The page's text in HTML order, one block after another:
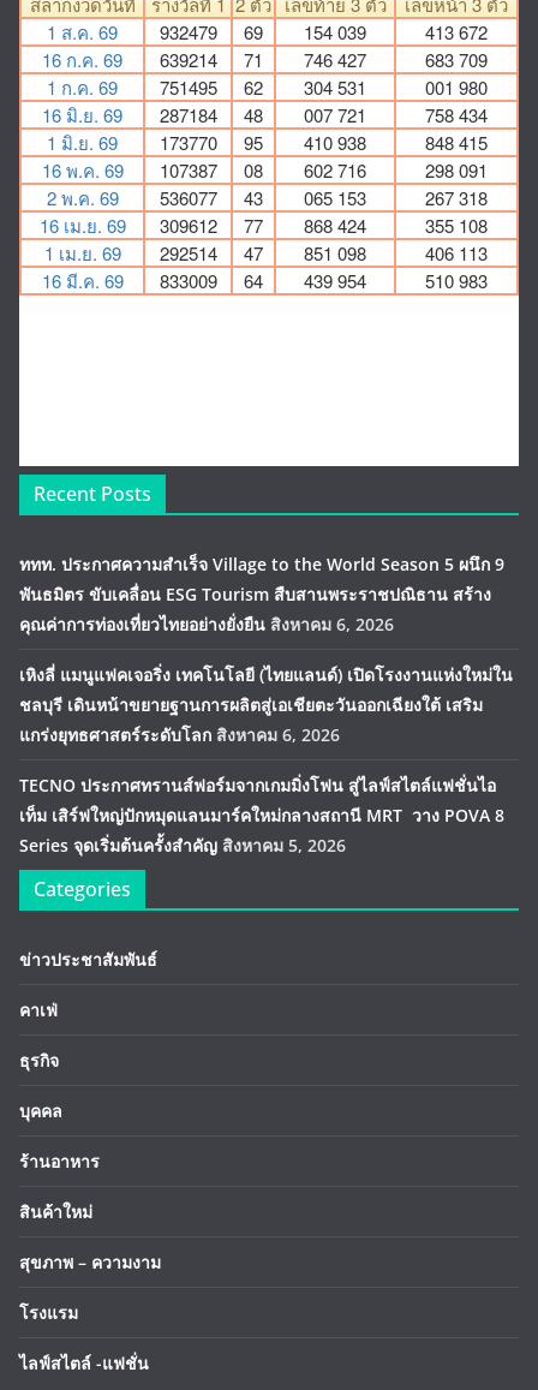
Recent Posts
ททท. ประกาศความสำเร็จ Village to the World Season 5 ผนึก 9
พันธมิตร ขับเคลื่อน ESG Tourism สืบสานพระราชปณิธาน สร้าง
คุณค่าการท่องเที่ยวไทยอย่างยั่งยืน สิงหาคม 6, 2026
เหิงลี่ แมนูแฟคเจอริ่ง เทคโนโลยี (ไทยแลนด์) เปิดโรงงานแห่งใหม่ใน
ชลบุรี เดินหน้าขยายฐานการผลิตสู่เอเชียตะวันออกเฉียงใต้ เสริม
แกร่งยุทธศาสตร์ระดับโลก สิงหาคม 6, 2026
TECNO ประกาศทรานส์ฟอร์มจากเกมมิ่งโฟน สู่ไลฟ์สไตล์แฟชั่นไอ
เท็ม เสิร์ฟใหญ่ปักหมุดแลนมาร์คใหม่กลางสถานี MRT วาง POVA 8
Series จุดเริ่มต้นครั้งสำคัญ สิงหาคม 5, 2026
Categories
ข่าวประชาสัมพันธ์
คาเฟ่
ธุรกิจ
บุคคล
ร้านอาหาร
สินค้าใหม่
สุขภาพ – ความงาม
โรงแรม
ไลฟ์สไตล์ -แฟชั่น